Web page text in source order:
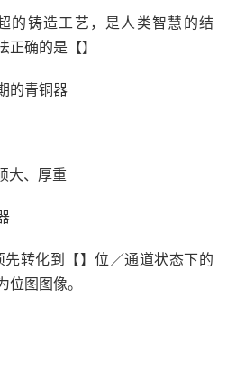
的铸造工艺，是人类智慧的结
正确的是【】
的青铜器
大、厚重
先转化到【】位／通道状态下的
位图图像。